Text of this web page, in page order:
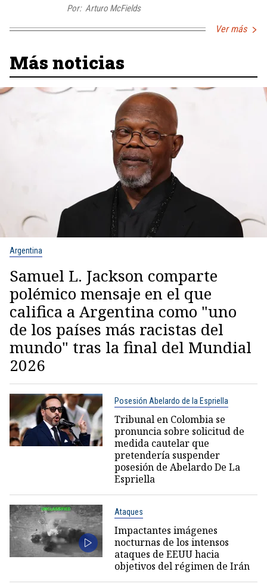
Por: Arturo McFields
Ver más
Más noticias
Argentina
Samuel L. Jackson comparte
polémico mensaje en el que
califica a Argentina como "uno
de los países más racistas del
mundo" tras la final del Mundial
2026
Posesión Abelardo de la Espriella
Tribunal en Colombia se
pronuncia sobre solicitud de
medida cautelar que
pretendería suspender
posesión de Abelardo De La
Espriella
Ataques
Impactantes imágenes
nocturnas de los intensos
ataques de EEUU hacia
objetivos del régimen de Irán